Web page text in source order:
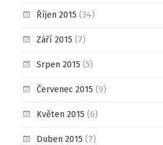
Říjen 2015 (34)
Září 2015 (7)
Srpen 2015 (5)
Červenec 2015 (9)
Květen 2015 (6)
Duben 2015 (7)